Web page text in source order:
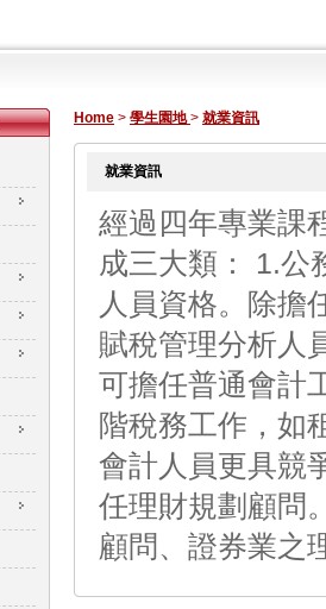
Home > 學生園地> 就業資訊
就業資訊
經過四年專業課
成三大類： 1.公
人員資格。除擔
賦稅管理分析人
可擔任普通會計
階稅務工作，如
會計人員更具競
任理財規劃顧問
顧問、證券業之